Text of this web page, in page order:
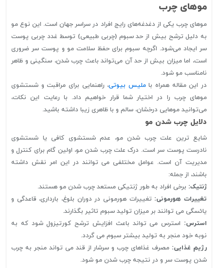
موهای چرب
موهای چرب یکی از دغدغه‌های رایج افراد در سراسر جهان است. این نوع مو
به دلیل ترشح بیش از حد سبوم (چربی طبیعی) توسط غدد چربی پوست
سر ایجاد می‌شود. اگرچه سبوم برای حفظ سلامت مو و پوست سر ضروری
است، اما میزان بیش از حد آن می‌تواند باعث چرب شدن، سنگینی و ظاهر
نامناسب مو شود.
در این مقاله همراه باملیس بیوتی، راهنمایی برای مراقبت و شستشوی
موهای چرب را در اختیار شما قرار خواهیم داد. با رعایت این نکات،
می‌توانید موهایی درخشان، سالم و با ظاهری زیبا داشته باشید.
دلایل چرب شدن مو
شایع ترین علت چرب شدن مو، عدم شستشوی کافی یا شستشوی
نادرست پوست سر است. درک علت چرب شدن مو، اولین گام برای کنترل و
مدیریت آن است. عوامل مختلفی می توانند در این امر نقش داشته
باشند، از جمله:
ژنتیک: برخی افراد به طور ژنتیکی مستعد چرب شدن مو هستند.
تغییرات هورمونی: تغییرات هورمونی در دوران بلوغ، بارداری، قاعدگی و
یائسگی می توانند بر میزان تولید سبوم تاثیر بگذارند.
استرس: استرس می تواند باعث افزایش ترشح کورتیزول شود که به
نوبه خود منجر به تولید بیشتر سبوم می گردد.
رژیم غذایی: مصرف غذاهای چرب و سرشار از قند می تواند منجر به چرب
شدن پوست سر و در نتیجه چرب شدن مو شود.